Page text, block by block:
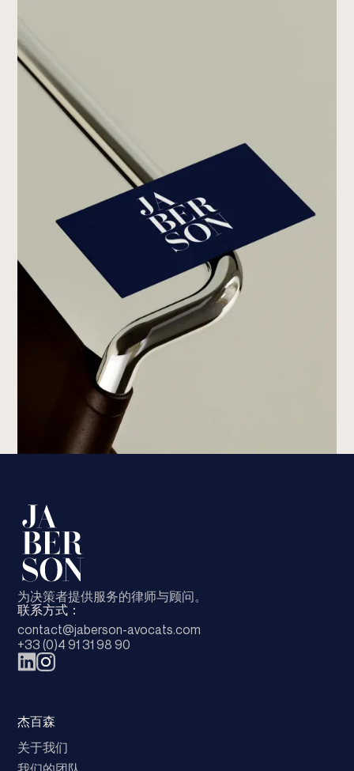
为决策者提供服务的律师与顾问。
联系方式：
contact@jaberson-avocats.com
+33 (0)4 91 31 98 90
杰百森
关于我们